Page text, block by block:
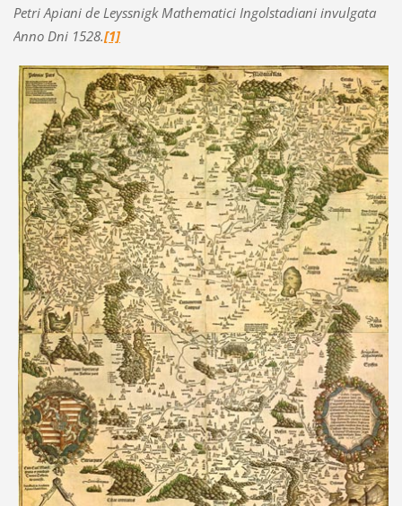
Petri Apiani de Leyssnigk Mathematici Ingolstadiani invulgata
Anno Dni 1528.[1]